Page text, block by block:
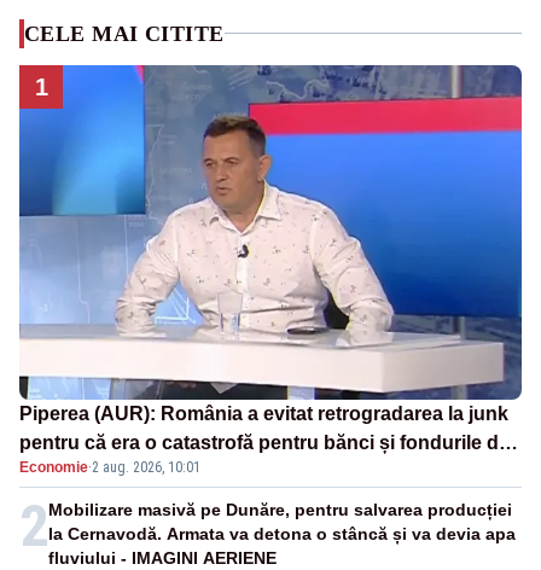
CELE MAI CITITE
1
Piperea (AUR): România a evitat retrogradarea la junk
pentru că era o catastrofă pentru bănci și fondurile de
pensii
Economie·2 aug. 2026, 10:01
2Mobilizare masivă pe Dunăre, pentru salvarea producției
la Cernavodă. Armata va detona o stâncă și va devia apa
fluviului - IMAGINI AERIENE